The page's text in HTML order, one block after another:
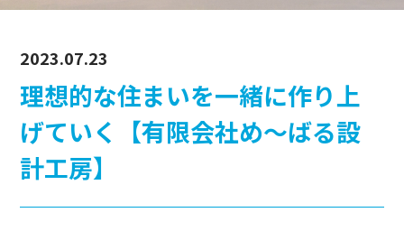
理想的な住まいを一緒に作り上
げていく【有限会社め〜ばる設
計工房】
2023.07.23